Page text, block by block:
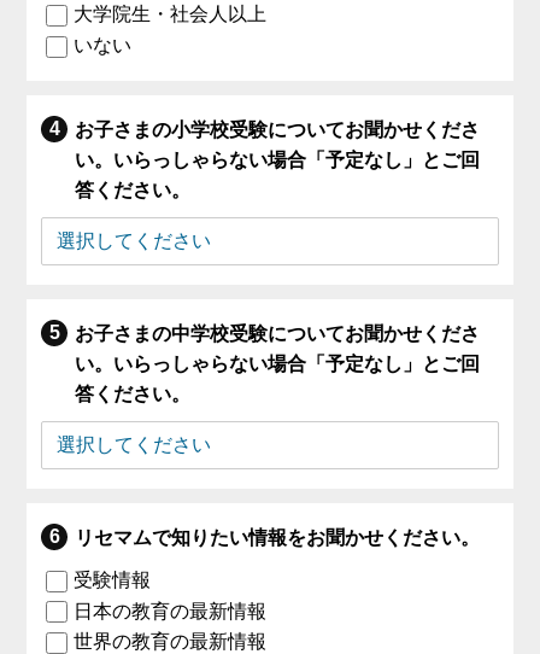
大学院生・社会人以上
いない
お子さまの小学校受験についてお聞かせくださ
い。いらっしゃらない場合「予定なし」とご回
答ください。
お子さまの中学校受験についてお聞かせくださ
い。いらっしゃらない場合「予定なし」とご回
答ください。
リセマムで知りたい情報をお聞かせください。
受験情報
日本の教育の最新情報
世界の教育の最新情報